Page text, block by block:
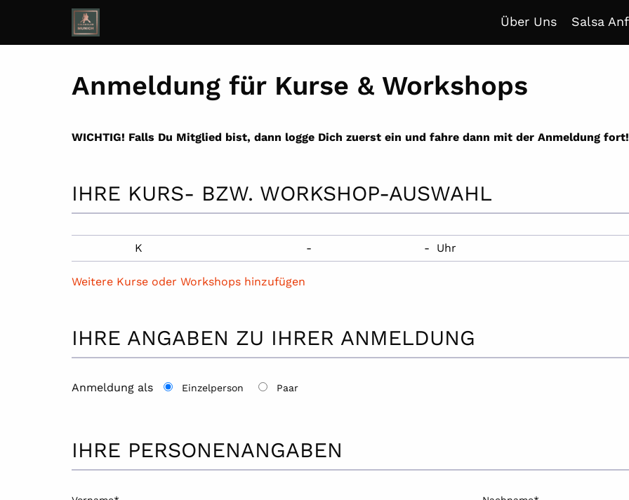
Über Uns Salsa
Anmeldung für Kurse & Workshops
WICHTIG! Falls Du Mitglied bist, dann logge Dich zuerst ein und fahre dann mit der Anmeldung fort!
IHRE KURS- BZW. WORKSHOP-AUSWAHL
K - - Uhr
Weitere Kurse oder Workshops hinzufügen
IHRE ANGABEN ZU IHRER ANMELDUNG
Anmeldung als Einzelperson Paar
IHRE PERSONENANGABEN